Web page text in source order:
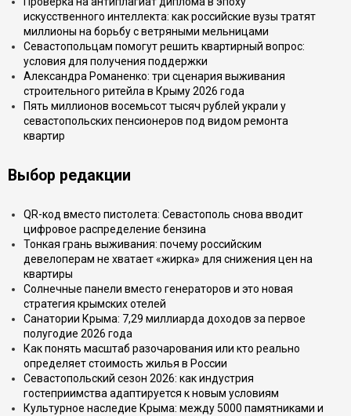
искусственного интеллекта: как российские вузы тратят
миллионы на борьбу с ветряными мельницами
Севастопольцам помогут решить квартирный вопрос:
условия для получения поддержки
Александра Романенко: три сценария выживания
строительного ритейла в Крыму 2026 года
Пять миллионов восемьсот тысяч рублей украли у
севастопольских пенсионеров под видом ремонта
квартир
Выбор редакции
QR-код вместо пистолета: Севастополь снова вводит
цифровое распределение бензина
Тонкая грань выживания: почему российским
девелоперам не хватает «жирка» для снижения цен на
квартиры
Солнечные панели вместо генераторов и это новая
стратегия крымских отелей
Санатории Крыма: 7,29 миллиарда доходов за первое
полугодие 2026 года
Как понять масштаб разочарования или кто реально
определяет стоимость жилья в России
Севастопольский сезон 2026: как индустрия
гостеприимства адаптируется к новым условиям
Культурное наследие Крыма: между 5000 памятниками и